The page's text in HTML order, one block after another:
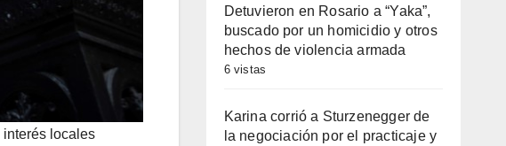
interés locales
Detuvieron en Rosario a “Yaka”,
buscado por un homicidio y otros
hechos de violencia armada
6 vistas
Karina corrió a Sturzenegger de
la negociación por el practicaje y